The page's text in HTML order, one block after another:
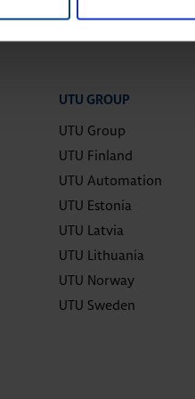
UTU GROUP
UTU Group
UTU Finland
UTU Automation
UTU Estonia
UTU Latvia
UTU Lithuania
UTU Norway
UTU Sweden